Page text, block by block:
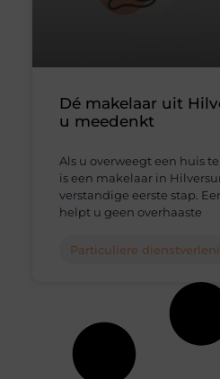
Dé makelaar uit
u meedenkt
Als u overweegt een huis
is een makelaar in
verstandige eerste stap.
helpt u geen overhaaste
Particuliere